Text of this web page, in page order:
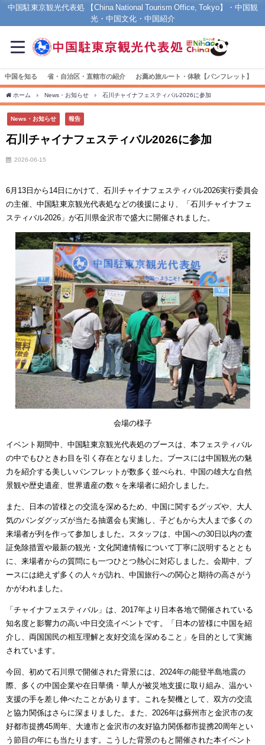
中国駐東京観光代表処 【China National Tourism Office, Tokyo】・中国観
光・中国文化・中国紹介
中国を知る 省・自治区・直轄市の紹介 お薦め旅ルート・体験【パンフレット】
ホーム News・お知らせ 石川チャイナフェスティバル2026に参加
News・お知らせ 報告
石川チャイナフェスティバル2026に参加
2026-06-15
6月13日から14日にかけて、石川チャイナフェスティバル2026実行委員会
の主催、中国駐東京観光代表処などの後援により、「石川チャイナフェ
スティバル2026」が石川県金沢市で盛大に開催されました。
会場の様子
イベント期間中、中国駐東京観光代表処のブースは、本フェスティバル
の中でもひときわ目を引く存在となりました。ブースには中国観光の魅
力を紹介する美しいパンフレットが数多く並べられ、中国の雄大な自然
景観や歴史遺産、世界遺産の数々を来場者に紹介しました。
また、日本の皆様との交流を深めるため、中国に関するグッズや、大人
気のパンダグッズが当たる抽選会も実施し、子どもから大人まで多くの
来場者が列を作って参加しました。スタッフは、中国への30日以内の査
証免除措置や最新の観光・文化関連情報について丁寧に説明するととも
に、来場者からの質問にも一つひとつ熱心に対応しました。会期中、ブ
ースには絶えず多くの人々が訪れ、中国旅行への関心と期待の高さがう
かがわれました。
「チャイナフェスティバル」は、2017年より日本各地で開催されている
知名度と影響力の高い中日交流イベントです。「日本の皆様に中国を紹
介し、両国国民の相互理解と友好交流を深めること」を目的として実施
されています。
今回、初めて石川県で開催された背景には、2024年の能登半島地震の
際、多くの中国企業や在日華僑・華人が被災地支援に取り組み、温かい
支援の手を差し伸べたことがあります。これを契機として、双方の交流
と協力関係はさらに深まりました。また、2026年は蘇州市と金沢市の友
好都市提携45周年、大連市と金沢市の友好協力関係都市提携20周年とい
う節目の年にも当たります。こうした背景のもと開催された本イベント